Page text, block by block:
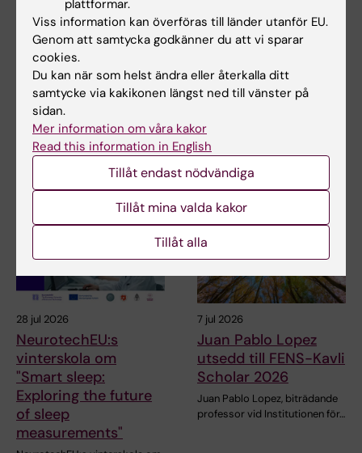
NeurotechEU
Business Winter
School 2026
Universitetet i Bonn, Reykjavík
University och Radboud
University har…
skolan om om
preklinisk
dning och
spektroskopi
de Elche (UMH) har nöjet att
tillkännage den…
28 jul 2026
NeurotechEU:s
vinterskola om
"Smart sleep:
Exploring the future
of sleep
measurements"
7 jul 2026
Juan Pablo Lopez
utsedd till FENS-Kavli
Scholar 2026
Juan Pablo Lopez, biträdande
professor vid Institutionen för…
plattformar.
Viss information kan överföras till länder utanför EU.
Genom att samtycka godkänner du att vi sparar
cookies.
Du kan när som helst ändra eller återkalla ditt
samtycke via kakikonen längst ned till vänster på
sidan.
Mer information om våra kakor
Read this information in English
Tillåt endast nödvändiga
Tillåt mina valda kakor
Tillåt alla